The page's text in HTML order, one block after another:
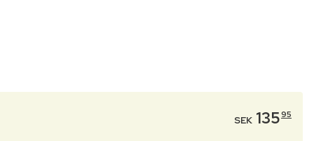
SEK 13595